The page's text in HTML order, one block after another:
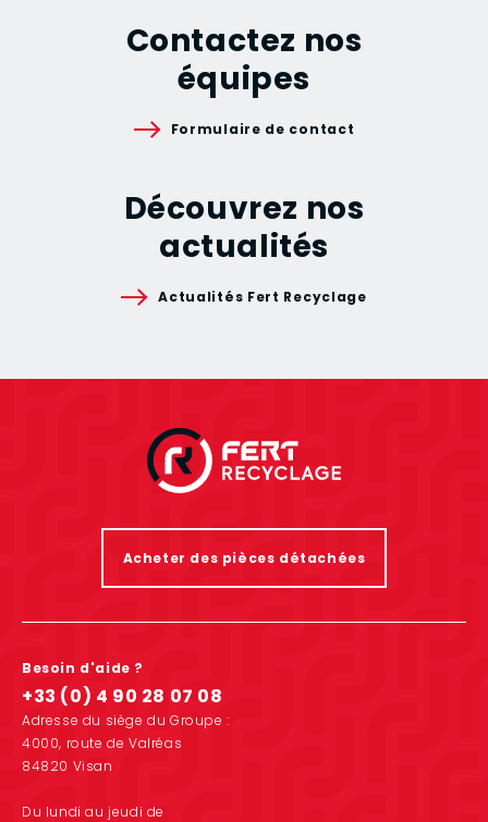
Contactez nos
équipes
Formulaire de contact
Découvrez nos
actualités
Actualités Fert Recyclage
Acheter des pièces détachées
Besoin d'aide ?
+33 (0) 4 90 28 07 08
Adresse du siège du Groupe :
4000, route de Valréas
84820 Visan
Du lundi au jeudi de